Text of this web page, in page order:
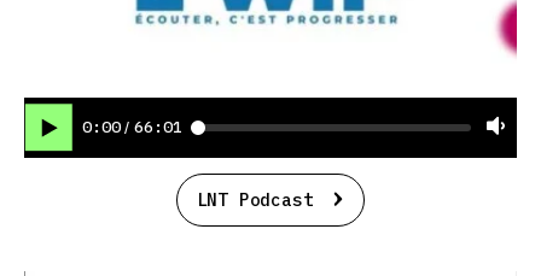
0:00 / 66:01
LNT Podcast